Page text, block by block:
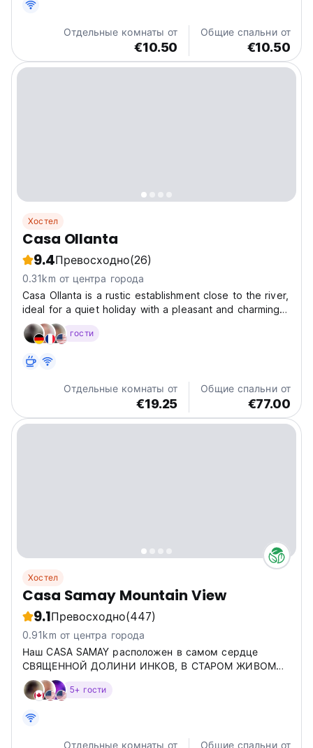
Отдельные комнаты от
€10.50
Общие спальни от
€10.50
Хостел
Casa Ollanta
9.4Превосходно(26)
0.31km от центра города
Casa Ollanta is a rustic establishment close to the river,
ideal for a quiet holiday with a pleasant and charming
rest in the magical valley of Ollantaytambo. The rooms
are bright and welcoming and our staff will be happy to
гости
Отдельные комнаты от
€19.25
Общие спальни от
€77.00
Хостел
Casa Samay Mountain View
9.1Превосходно(447)
0.91km от центра города
Наш CASA SAMAY расположен в самом сердце
СВЯЩЕННОЙ ДОЛИНИ ИНКОВ, В СТАРОМ ЖИВОМ
ГОРОДЕ ИНКОВ. ВЫ МОЖЕТЕ НАСЛАЖДАТЬСЯ НА
НАШЕЙ 360° КРЫШЕ С УДИВИТЕЛЬНЫМ ВИДОМ,
5+ гости
Отдельные комнаты от Общие спальни от